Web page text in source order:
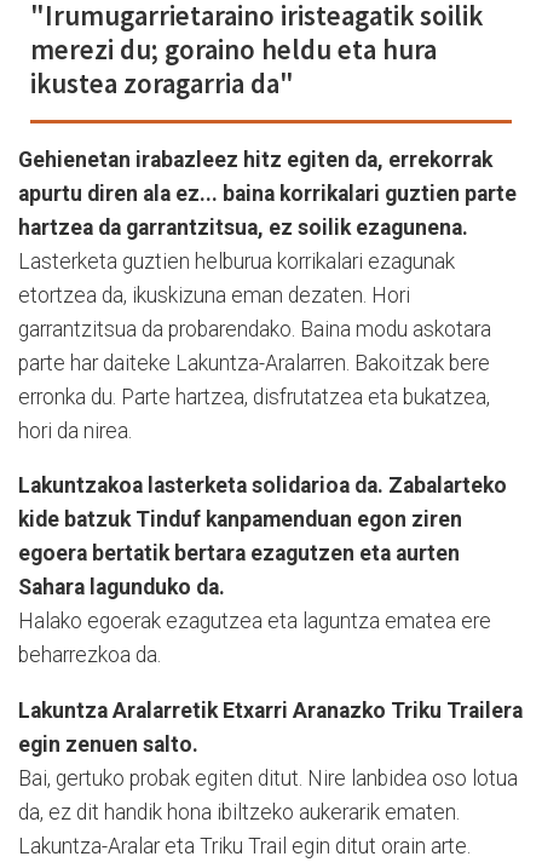
"Irumugarrietaraino iristeagatik soilik
merezi du; goraino heldu eta hura
ikustea zoragarria da"
Gehienetan irabazleez hitz egiten da, errekorrak
apurtu diren ala ez... baina korrikalari guztien parte
hartzea da garrantzitsua, ez soilik ezagunena.
Lasterketa guztien helburua korrikalari ezagunak
etortzea da, ikuskizuna eman dezaten. Hori
garrantzitsua da probarendako. Baina modu askotara
parte har daiteke Lakuntza-Aralarren. Bakoitzak bere
erronka du. Parte hartzea, disfrutatzea eta bukatzea,
hori da nirea.
Lakuntzakoa lasterketa solidarioa da. Zabalarteko
kide batzuk Tinduf kanpamenduan egon ziren
egoera bertatik bertara ezagutzen eta aurten
Sahara lagunduko da.
Halako egoerak ezagutzea eta laguntza ematea ere
beharrezkoa da.
Lakuntza Aralarretik Etxarri Aranazko Triku Trailera
egin zenuen salto.
Bai, gertuko probak egiten ditut. Nire lanbidea oso lotua
da, ez dit handik hona ibiltzeko aukerarik ematen.
Lakuntza-Aralar eta Triku Trail egin ditut orain arte.